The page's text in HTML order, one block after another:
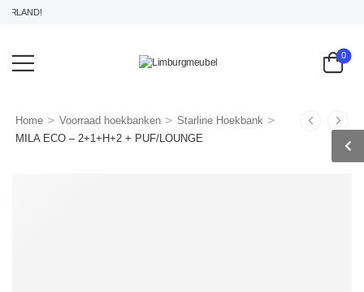
0
Home > Voorraad hoekbanken > Starline Hoekbank >
MILA ECO – 2+1+H+2 + PUF/LOUNGE